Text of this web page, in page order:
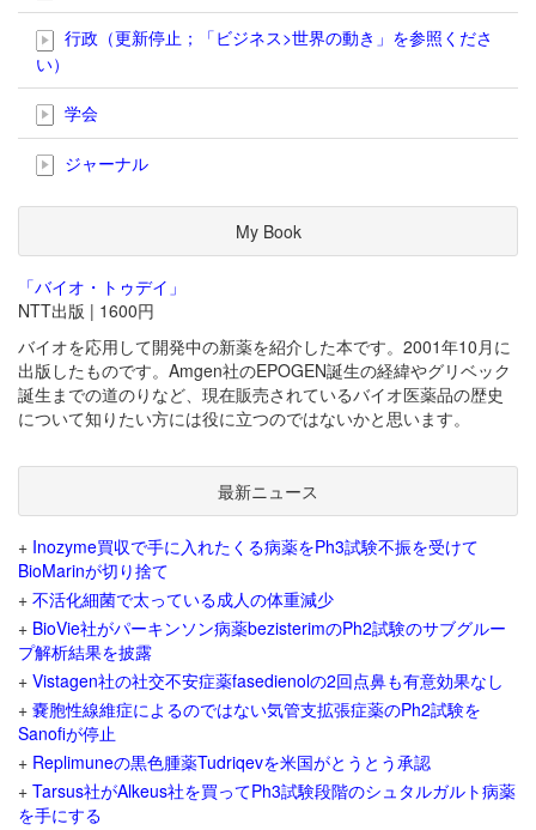
行政（更新停止；「ビジネス>世界の動き」を参照くださ
い）
学会
ジャーナル
My Book
「バイオ・トゥデイ」
NTT出版 | 1600円
バイオを応用して開発中の新薬を紹介した本です。2001年10月に
出版したものです。Amgen社のEPOGEN誕生の経緯やグリベック
誕生までの道のりなど、現在販売されているバイオ医薬品の歴史
について知りたい方には役に立つのではないかと思います。
最新ニュース
+ Inozyme買収で手に入れたくる病薬をPh3試験不振を受けて
BioMarinが切り捨て
+ 不活化細菌で太っている成人の体重減少
+ BioVie社がパーキンソン病薬bezisterimのPh2試験のサブグルー
プ解析結果を披露
+ Vistagen社の社交不安症薬fasedienolの2回点鼻も有意効果なし
+ 嚢胞性線維症によるのではない気管支拡張症薬のPh2試験を
Sanofiが停止
+ Replimuneの黒色腫薬Tudriqevを米国がとうとう承認
+ Tarsus社がAlkeus社を買ってPh3試験段階のシュタルガルト病薬
を手にする